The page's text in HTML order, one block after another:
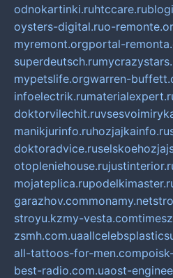
odnokartinki.ruhtccare.ru
oysters-digital.ruo-
myremont.orgportal-
superdeutsch.ru
mypetslife.orgwarren-
infoelectrik.ru
doktorvilechit.ru
manikjurinfo.ruhozjajkainfo.ru
doktoradvice.ru
otopleniehouse.ru
mojateplica.ru
garazhov.commonamy.net
stroyu.kzmy-vesta.com
zsmh.com.ua
all-tattoos-for-men.com
best-radio.com.uaost-